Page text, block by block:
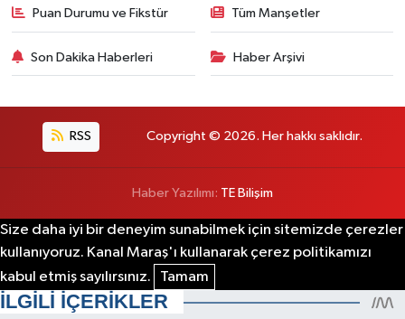
Puan Durumu ve Fikstür Tüm Manşetler
Son Dakika Haberleri Haber Arşivi
RSS Copyright © 2026. Her hakkı saklıdır.
Haber Yazılımı: TE Bilişim
Size daha iyi bir deneyim sunabilmek için sitemizde çerezler
kullanıyoruz. Kanal Maraş'ı kullanarak çerez politikamızı
kabul etmiş sayılırsınız.
Tamam